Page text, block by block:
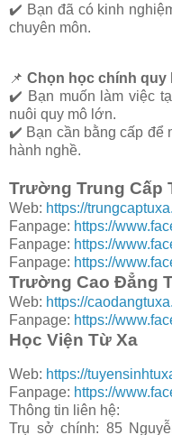
✔️ Bạn đã có kinh
chuyên môn.
📌 Chọn học chính quy
✔️ Bạn muốn làm việc
nuôi quy mô lớn.
✔️ Bạn cần bằng cấp để
hành nghề.
Trường Trung Cấp
Web: https://
Fanpage: https://
Fanpage: https://
Fanpage: https://
Trường Cao Đẳng
Web: https://
Fanpage: https://
Học Viện Từ Xa
Web: https://
Fanpage: https://
Thông tin liên hệ:
Trụ sở chính: 85